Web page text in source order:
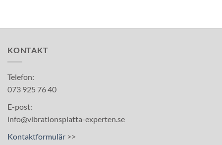
KONTAKT
Telefon:
073 925 76 40
E-post:
info@vibrationsplatta-experten.se
Kontaktformulär >>